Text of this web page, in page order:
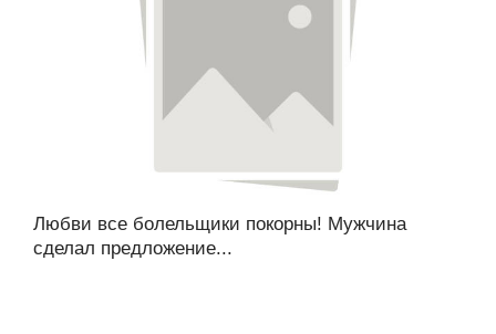
Любви все болельщики покорны! Мужчина
сделал предложение...